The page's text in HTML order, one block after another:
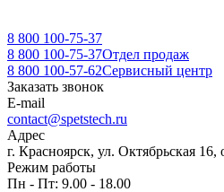
8 800 100-75-37
8 800 100-75-37Отдел продаж
8 800 100-57-62Сервисный центр
Заказать звонок
E-mail
contact@spetstech.ru
Адрес
г. Красноярск, ул. Октябрьская 16,
Режим работы
Пн - Пт: 9.00 - 18.00